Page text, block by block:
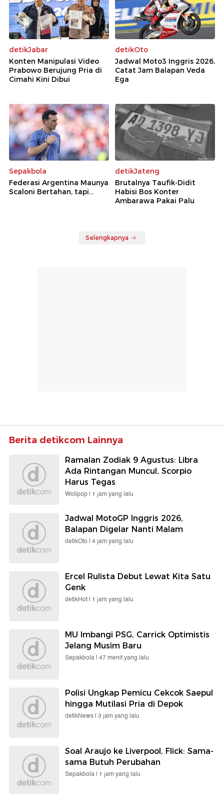
detikJabar
Konten Manipulasi Video
Prabowo Berujung Pria di
Cimahi Kini Dibui
detikOto
Jadwal Moto3 Inggris 2026,
Catat Jam Balapan Veda
Ega
Sepakbola
Federasi Argentina Maunya
Scaloni Bertahan, tapi...
detikJateng
Brutalnya Taufik-Didit
Habisi Bos Konter
Ambarawa Pakai Palu
Selengkapnya
Berita detikcom Lainnya
Ramalan Zodiak 9 Agustus: Libra
Ada Rintangan Muncul, Scorpio
Harus Tegas
Wolipop | 1 jam yang lalu
Jadwal MotoGP Inggris 2026,
Balapan Digelar Nanti Malam
detikOto | 4 jam yang lalu
Ercel Rulista Debut Lewat Kita Satu
Genk
detikHot | 1 jam yang lalu
MU Imbangi PSG, Carrick Optimistis
Jelang Musim Baru
Sepakbola | 47 menit yang lalu
Polisi Ungkap Pemicu Cekcok Saepul
hingga Mutilasi Pria di Depok
detikNews | 3 jam yang lalu
Soal Araujo ke Liverpool, Flick: Sama-
sama Butuh Perubahan
Sepakbola | 1 jam yang lalu